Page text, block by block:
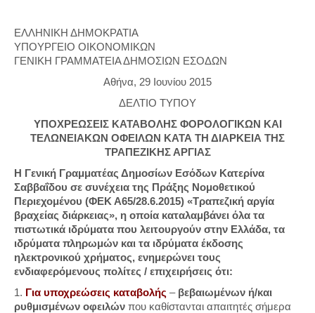
ΕΛΛΗΝΙΚΗ ΔΗΜΟΚΡΑΤΙΑ
ΥΠΟΥΡΓΕΙΟ ΟΙΚΟΝΟΜΙΚΩΝ
ΓΕΝΙΚΗ ΓΡΑΜΜΑΤΕΙΑ ΔΗΜΟΣΙΩΝ ΕΣΟΔΩΝ
Αθήνα, 29 Ιουνίου 2015
ΔΕΛΤΙΟ ΤΥΠΟΥ
ΥΠΟΧΡΕΩΣΕΙΣ ΚΑΤΑΒΟΛΗΣ ΦΟΡΟΛΟΓΙΚΩΝ ΚΑΙ
ΤΕΛΩΝΕΙΑΚΩΝ ΟΦΕΙΛΩΝ ΚΑΤΑ ΤΗ ΔΙΑΡΚΕΙΑ ΤΗΣ
ΤΡΑΠΕΖΙΚΗΣ ΑΡΓΙΑΣ
Η Γενική Γραμματέας Δημοσίων Εσόδων Κατερίνα
Σαββαΐδου σε συνέχεια της Πράξης Νομοθετικού
Περιεχομένου (ΦΕΚ Α65/28.6.2015) «Τραπεζική αργία
βραχείας διάρκειας», η οποία καταλαμβάνει όλα τα
πιστωτικά ιδρύματα που λειτουργούν στην Ελλάδα, τα
ιδρύματα πληρωμών και τα ιδρύματα έκδοσης
ηλεκτρονικού χρήματος, ενημερώνει τους
ενδιαφερόμενους πολίτες / επιχειρήσεις ότι:
1. Για υποχρεώσεις καταβολής – βεβαιωμένων ή/και
ρυθμισμένων οφειλών που καθίστανται απαιτητές σήμερα